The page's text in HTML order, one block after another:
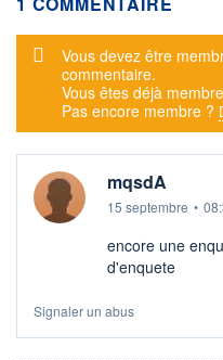
Message d'alerte
Vous devez être
commentaire.
Vous êtes déjà
Pas encore membre ?
mqsdA
15 septembre •
encore une
d'enquete
Signaler un abus